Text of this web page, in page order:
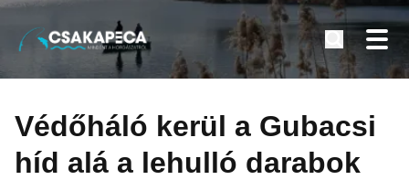
tartalomra
Minden a horgászatról
Védőháló kerül a Gubacsi
híd alá a lehulló darabok